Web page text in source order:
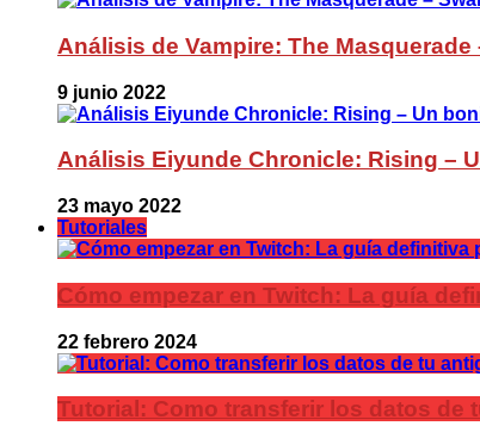
Análisis de Vampire: The
9 junio 2022
Análisis Eiyunde Chronicle: Rising –
23 mayo 2022
Tutoriales
Cómo empezar en Twitch: La guía
22 febrero 2024
Tutorial: Como transferir los datos de